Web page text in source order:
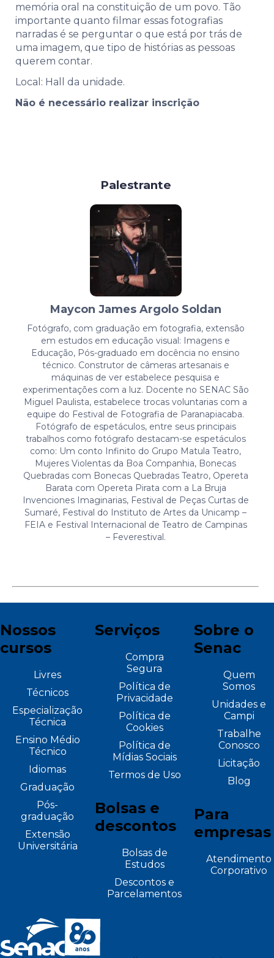
memória oral na constituição de um povo. Tão
importante quanto filmar essas fotografias
narradas é se perguntar o que está por trás de
uma imagem, que tipo de histórias as pessoas
querem contar.
Local: Hall da unidade.
Não é necessário realizar inscrição
Palestrante
Maycon James Argolo Soldan
Fotógrafo, com graduação em fotografia, extensão
em estudos em educação visual: Imagens e
Educação, Pós-graduado em docência no ensino
técnico. Construtor de câmeras artesanais e
máquinas de ver estabelece pesquisa e
experimentações com a luz. Docente no SENAC São
Miguel Paulista, estabelece trocas voluntarias com a
equipe do Festival de Fotografia de Paranapiacaba.
Fotógrafo de espetáculos, entre seus principais
trabalhos como fotógrafo destacam-se espetáculos
como: Um conto Infinito do Grupo Matula Teatro,
Mujeres Violentas da Boa Companhia, Bonecas
Quebradas com Bonecas Quebradas Teatro, Opereta
Barata com Opereta Pirata com a La Bruja
Invenciones Imaginarias, Festival de Peças Curtas de
Sumaré, Festival do Instituto de Artes da Unicamp –
FEIA e Festival Internacional de Teatro de Campinas
– Feverestival.
Nossos
cursos
Livres
Técnicos
Especialização
Técnica
Ensino Médio
Técnico
Idiomas
Graduação
Pós-
graduação
Extensão
Universitária
Serviços
Compra
Segura
Política de
Privacidade
Política de
Cookies
Política de
Mídias Sociais
Termos de Uso
Bolsas e
descontos
Bolsas de
Estudos
Descontos e
Parcelamentos
Sobre o
Senac
Quem
Somos
Unidades e
Campi
Trabalhe
Conosco
Licitação
Blog
Para
empresas
Atendimento
Corporativo